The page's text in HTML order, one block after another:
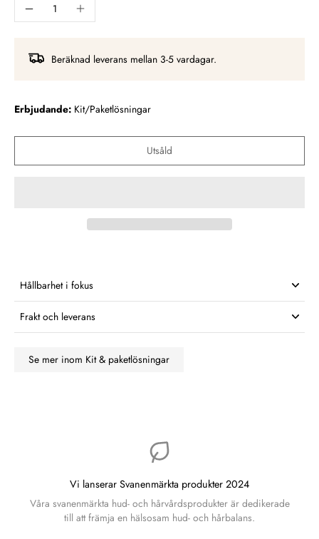
Beräknad leverans mellan 3-5 vardagar.
Erbjudande: Kit/Paketlösningar
Utsåld
Hållbarhet i fokus
Frakt och leverans
Se mer inom Kit & paketlösningar
Vi lanserar Svanenmärkta produkter 2024
Våra svanenmärkta hud- och hårvårdsprodukter är dedikerade
till att främja en hälsosam hud- och hårbalans.